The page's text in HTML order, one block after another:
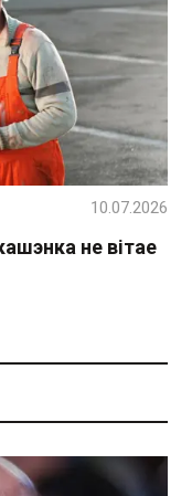
не вітае
10.07.2026